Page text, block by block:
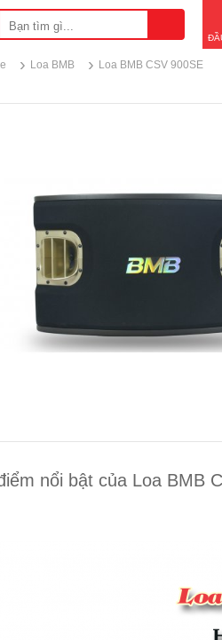
› Loa BMB › Loa BMB CSV 900SE
nổi bật của Loa BMB